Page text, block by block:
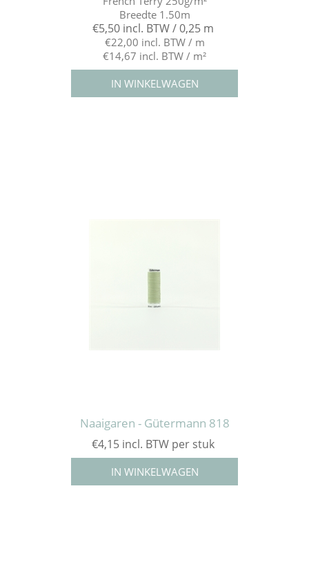
Breedte 1.50m
€5,50 incl. BTW / 0,25 m
€22,00 incl. BTW / m
€14,67 incl. BTW / m²
Naaigaren - Gütermann 818
€4,15 incl. BTW per stuk